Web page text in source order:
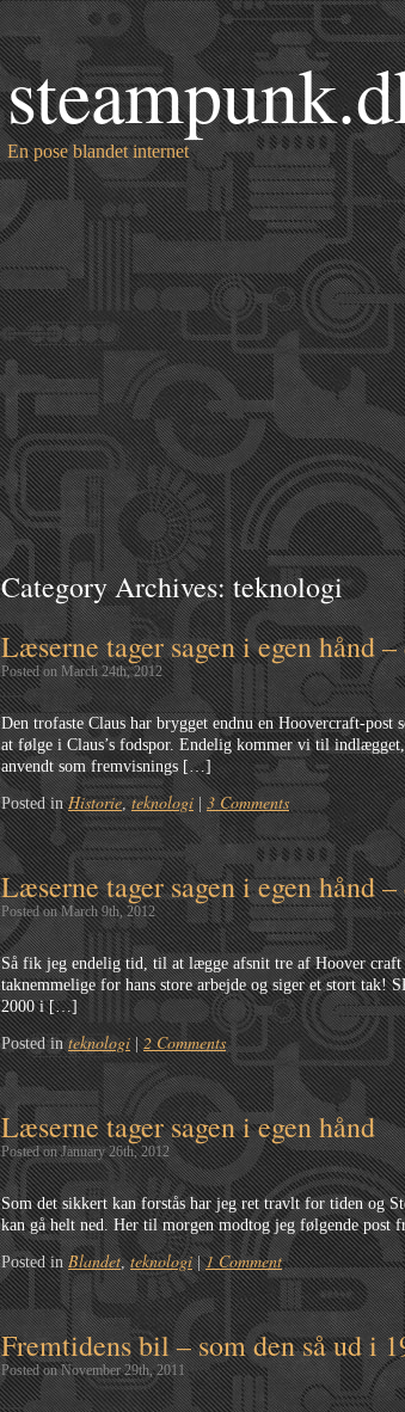
En pose blandet internet
Category Archives:teknologi
Læserne tager sagen i egen hånd
Posted on March 24th, 2012
Den trofaste Claus har brygget endnu en Hoovercraft-
at følge i Claus’s fodspor. Endelig kommer vi til
anvendt som fremvisnings […]
Posted in Historie,teknologi | 3 Comments
Læserne tager sagen i egen hånd
Posted on March 9th, 2012
Så fik jeg endelig tid, til at lægge afsnit tre af Hoover craft
taknemmelige for hans store arbejde og siger et stort tak!
2000 i […]
Posted in teknologi | 2 Comments
Læserne tager sagen i egen hånd
Posted on January 26th, 2012
Som det sikkert kan forstås har jeg ret travlt for tiden og
kan gå helt ned. Her til morgen modtog jeg følgende
Posted in Blandet,teknologi | 1 Comment
Fremtidens bil – som den så ud i
Posted on November 29th, 2011